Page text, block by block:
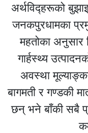
अर्थविद्हरूको
जनकपुरधामका
महतोका अनुसार
गार्हस्थ्य
अवस्था
बागमती र गण्डकी
छन् भने बाँकी सबै